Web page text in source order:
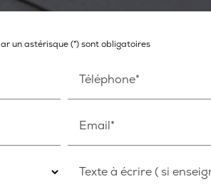
un astérisque (*) sont obligatoires
Téléphone*
Email*
Texte à écrire ( si